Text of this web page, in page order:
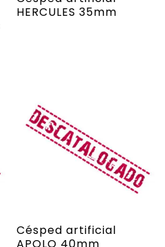
HERCULES 35mm
Césped artificial
APOLO 40mm